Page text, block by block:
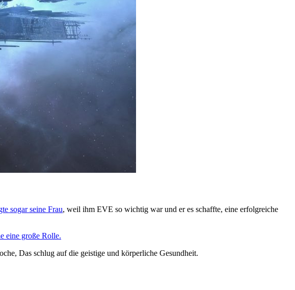
sogar seine Frau, weil ihm EVE so wichtig war und er es schaffte, eine erfolgreiche
eine große Rolle.
Das schlug auf die geistige und körperliche Gesundheit.